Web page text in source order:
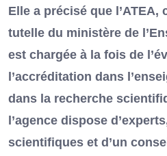
Elle a précisé que l’ATEA,
tutelle du ministère de
est chargée à la fois de
l’accréditation dans
dans la recherche
l’agence dispose
scientifiques et d’un